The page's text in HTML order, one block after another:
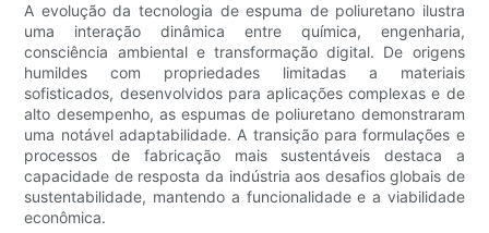
A evolução da tecnologia de espuma de poliuretano ilustra
uma interação dinâmica entre química, engenharia,
consciência ambiental e transformação digital. De origens
humildes com propriedades limitadas a materiais
sofisticados, desenvolvidos para aplicações complexas e de
alto desempenho, as espumas de poliuretano demonstraram
uma notável adaptabilidade. A transição para formulações e
processos de fabricação mais sustentáveis ​​destaca a
capacidade de resposta da indústria aos desafios globais de
sustentabilidade, mantendo a funcionalidade e a viabilidade
econômica.